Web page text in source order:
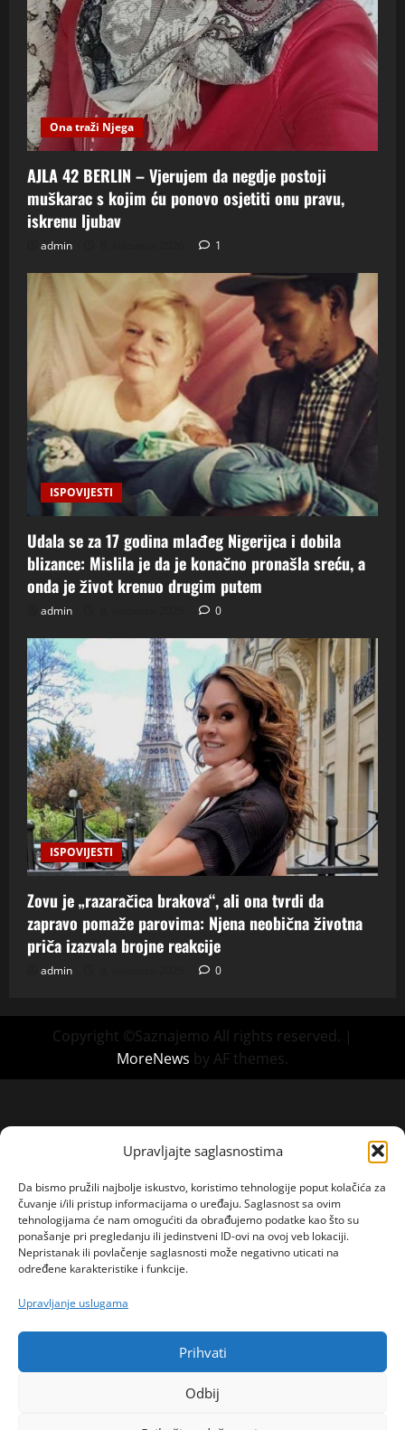
Upravljajte saglasnostima
Da bismo pružili najbolje iskustvo, koristimo tehnologije poput kolačića za
čuvanje i/ili pristup informacijama o uređaju. Saglasnost sa ovim
tehnologijama će nam omogućiti da obrađujemo podatke kao što su
ponašanje pri pregledanju ili jedinstveni ID-ovi na ovoj veb lokaciji.
Nepristanak ili povlačenje saglasnosti može negativno uticati na
određene karakteristike i funkcije.
Upravljanje uslugama
Prihvati
Odbij
Ona traži Njega
AJLA 42 BERLIN – Vjerujem da negdje postoji
muškarac s kojim ću ponovo osjetiti onu pravu,
iskrenu ljubav
admin 1
ISPOVIJESTI
Udala se za 17 godina mlađeg Nigerijca i dobila
blizance: Mislila je da je konačno pronašla sreću, a
onda je život krenuo drugim putem
admin 0
ISPOVIJESTI
Zovu je „razaračica brakova“, ali ona tvrdi da
zapravo pomaže parovima: Njena neobična životna
priča izazvala brojne reakcije
admin 0
Copyright ©Saznajemo All rights reserved. |
MoreNews by AF themes.